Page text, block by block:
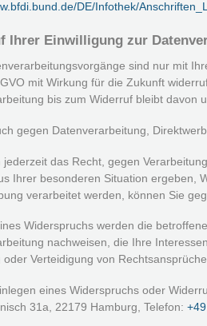
DE/Infothek/
Ihrer Einwilligung zur
sind nur mit
mit Wirkung für die Zukunft
bis zum Widerruf bleibt davon
gegen Datenverarbeitung,
jederzeit das Recht, gegen
Ihrer besonderen Situation ergeben,
verarbeitet werden, können Sie
Widerspruchs werden die
nachweisen, die Ihre
oder Verteidigung von
eines Widerspruchs oder
31a, 22179 Hamburg, Telefon: